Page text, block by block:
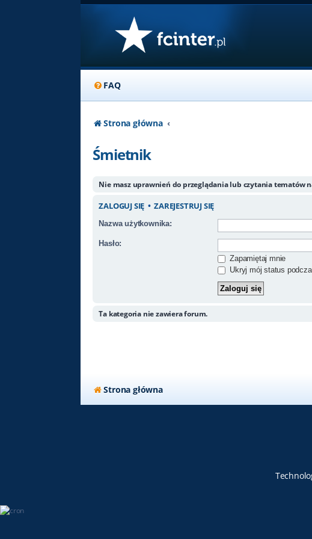
FAQ
Strona główna
Śmietnik
Nie masz uprawnień do przeglądania lub czytania tematów
ZALOGUJ SIĘ •ZAREJESTRUJ SIĘ
Nazwa użytkownika:
Hasło:
Zapamiętaj mnie
Ukryj mój status
Ta kategoria nie zawiera forum.
Strona główna